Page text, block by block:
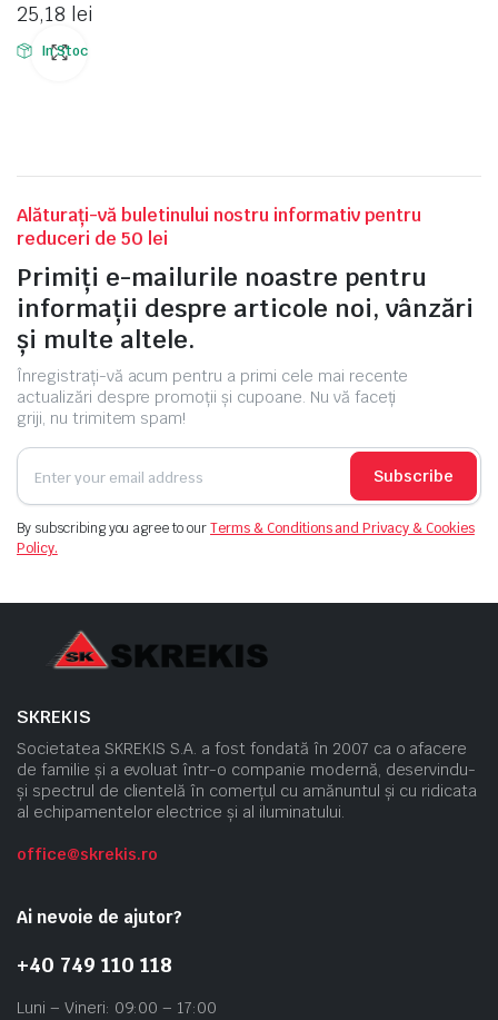
25,18 lei
In Stoc
Alăturați-vă buletinului nostru informativ pentru
reduceri de 50 lei
Primiți e-mailurile noastre pentru
informații despre articole noi, vânzări
și multe altele.
Înregistrați-vă acum pentru a primi cele mai recente
actualizări despre promoții și cupoane. Nu vă faceți
griji, nu trimitem spam!
Subscribe
By subscribing you agree to ourTerms & Conditions and Privacy & Cookies
Policy.
SKREKIS
Societatea SKREKIS S.A. a fost fondată în 2007 ca o afacere
de familie și a evoluat într-o companie modernă, deservindu-
și spectrul de clientelă în comerțul cu amănuntul și cu ridicata
al echipamentelor electrice și al iluminatului.
office@skrekis.ro
Ai nevoie de ajutor?
+40 749 110 118
Luni – Vineri: 09:00 – 17:00